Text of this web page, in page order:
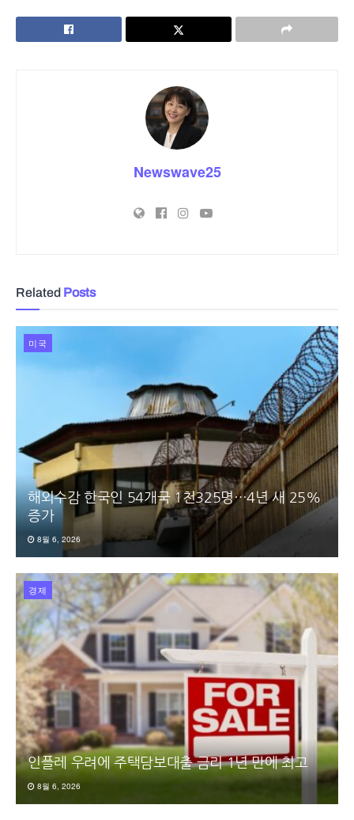
Newswave25
Related Posts
미국
해외수감 한국인 54개국 1천325명…4년 새 25%
증가
8월 6, 2026
경제
인플레 우려에 주택담보대출 금리 1년 만에 최고
8월 6, 2026